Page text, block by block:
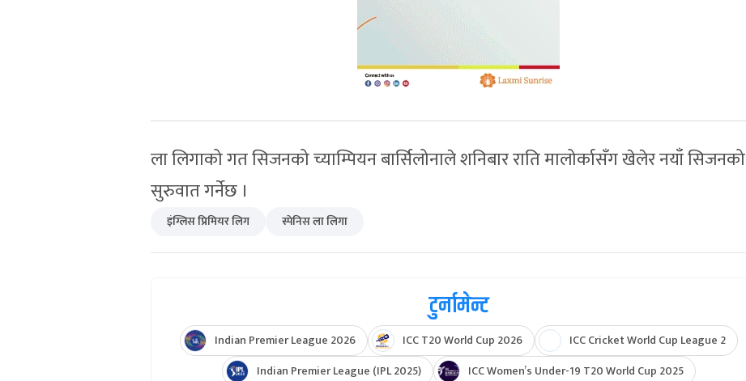
ला लिगाको गत सिजनको च्याम्पियन बार्सिलोनाले शनिबार राति मालोर्कासँग खेलेर नयाँ सिजनको
सुरुवात गर्नेछ ।
इंग्लिस प्रिमियर लिग स्पेनिस ला लिगा
टुर्नामेन्ट
Indian Premier League 2026 ICC T20 World Cup 2026
ICC Cricket World Cup League 2
Indian Premier League (IPL 2025)
ICC Women’s Under-19 T20 World Cup 2025